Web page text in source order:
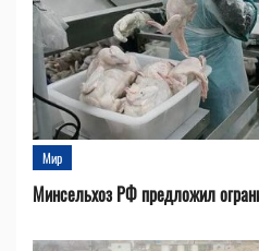
Мир
Минсельхоз РФ предложил